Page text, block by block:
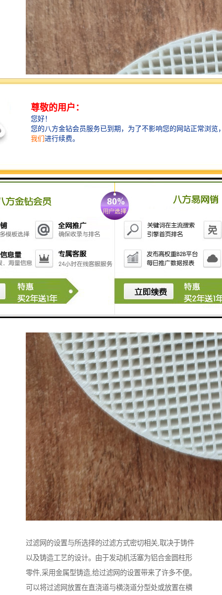
过滤网的设置与所选择的过滤方式密切相关,取决于铸件
以及铸造工艺的设计。由于发动机活塞为铝合金圆柱形
零件,采用金属型铸造,给过滤网的设置带来了许多不便。
可以将过滤网放置在直浇道与横浇道分型处或放置在横